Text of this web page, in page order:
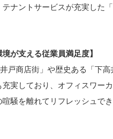
ナントサービスが充実した
が支える従業員満足度】
戸商店街」や歴史ある「下
実しており、オフィスワ
騒を離れてリフレッシュで